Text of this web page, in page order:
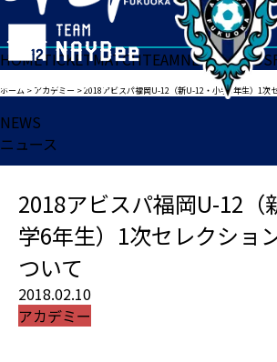
HOMETICKETMATCHTEAMNEWSGOODS
ホーム > アカデミー >2018アビスパ福岡U-12（新U-12・小学6年生）1次
NEWS
ニュース
2018アビスパ福岡U-12（
学6年生）1次セレクショ
ついて
2018.02.10
アカデミー